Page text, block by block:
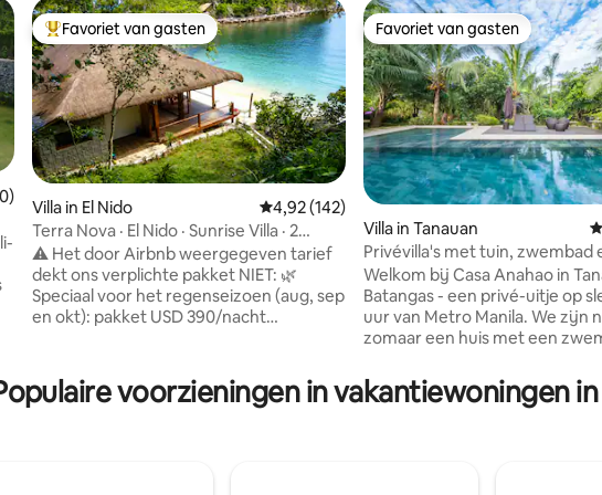
beoordeling van 5 op 5, 20 recensies
Topfavoriet van gasten
Favoriet van gasten
Villa in El Nido Gemiddelde beoordeling van 4,92 op 5, 142
4,92 (142)
Terra Nova · El Nido · Sunrise Villa · 2
slaapkamers
⚠️ Het door Airbnb weergegeven tarief
dekt ons verplichte pakket NIET: 🌿
Speciaal voor het regenseizoen (aug, sep
en okt): pakket USD 390/nacht
maaltijden, privéboot en bemanning,
eilandhoppen, activiteiten. Gelegen op
Favoriet van gasten
Favoriet van gasten
Villa in Tanauan
Privévilla's met tuin, zwembad
pickleballbaan
Welkom bij Casa Anahao in
Batangas - een privé-uitje op
uur van Metro Manila. We zijn
zomaar een huis met een
verspreid over een weelderige,
uitgestrekte tuin. Geniet van exclusief
voorzieningen in vakantiewoningen